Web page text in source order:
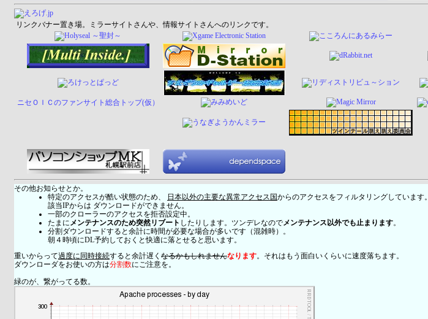
リンクバナー置き場。ミラーサイトさんや、情報サイトさんへのリンクです。
ニセＯＩＣのファンサイト総合トップ(仮）
その他お知らせとか。
特定のアクセスが酷い状態のため、
日本以外の主要な異常アクセス国からのアクセスをフィルタリングしています。
該当IPからは ダウンロードができません。
一部のクローラーのアクセスを拒否設定中。
たまにメンテナンスのため突然リブート したりします。ツンデレなのでメンテナンス以外でも止まります。
分割ダウンロードすると余計に時間が必要な場合が多いです（混雑時）。
朝４時頃にDL予約しておくと快適に落とせると思います。
重いからって過度に同時接続すると余計遅く なるかもしれませんなります。それはもう面白いくらいに速度落ちます。
ダウンローダをお使いの方は分割数にご注意を。
緑のが、繋がってる数。